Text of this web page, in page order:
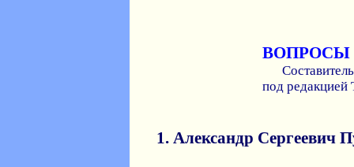
ВОПРОСЫ
под редакцией
1. Алeксaндр Сeргeeвич